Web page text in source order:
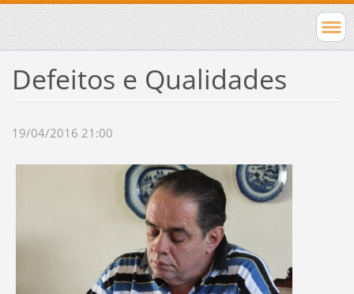
Defeitos e Qualidades
19/04/2016 21:00